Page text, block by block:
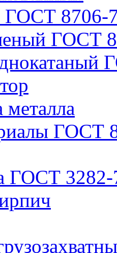
8706-
ГОСТ
металла
ГОСТ
ГОСТ 3282-